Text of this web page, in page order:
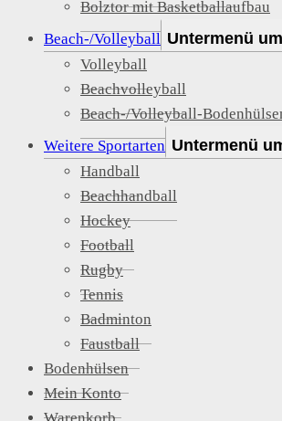
Bolztor mit Basketballaufbau
Beach-/Volleyball Untermenü
Volleyball
Beachvolleyball
Beach-/Volleyball-
Weitere Sportarten Untermenü
Handball
Beachhandball
Hockey
Football
Rugby
Tennis
Badminton
Faustball
Bodenhülsen
Mein Konto